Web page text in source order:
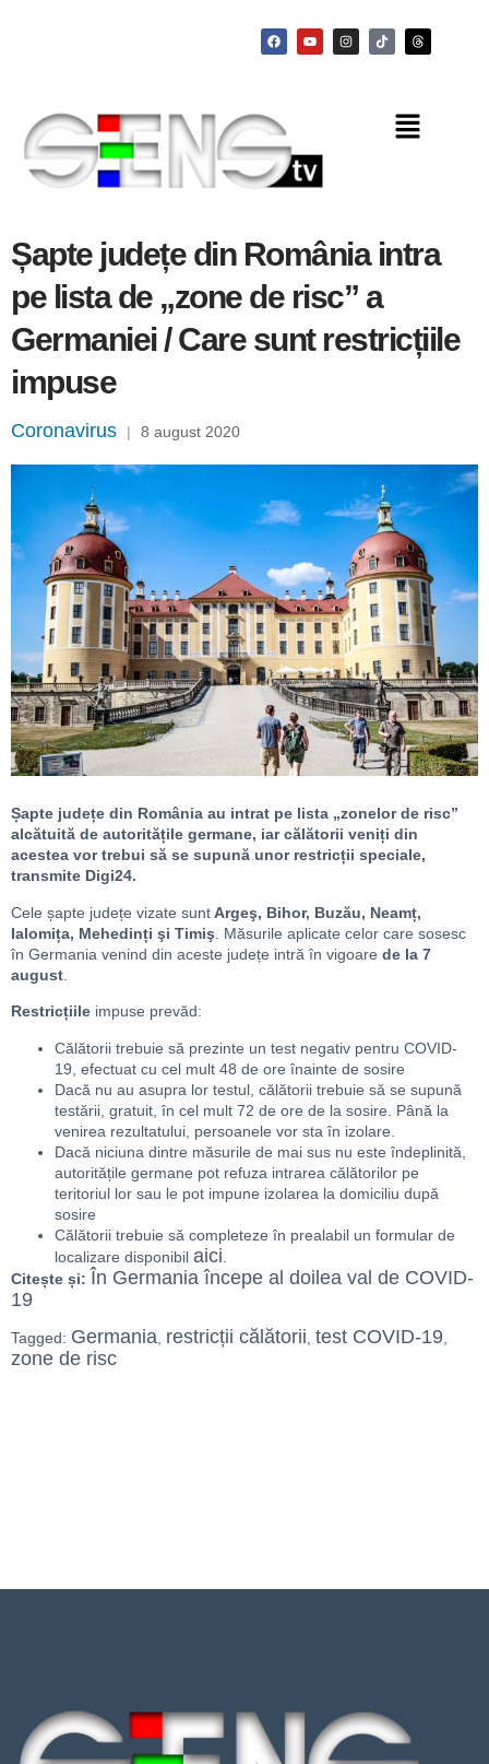
Șapte județe din România intra
pe lista de „zone de risc” a
Germaniei / Care sunt restricțiile
impuse
Coronavirus | 8 august 2020
Șapte județe din România au intrat pe lista „zonelor de risc”
alcătuită de autoritățile germane, iar călătorii veniți din
acestea vor trebui să se supună unor restricții speciale,
transmite Digi24.
Cele șapte județe vizate suntArgeş, Bihor, Buzău, Neamț,
Ialomița, Mehedinți şi Timiş . Măsurile aplicate celor care sosesc
în Germania venind din aceste județe intră în vigoare de la 7
august
Restricțiile impuse prevăd:
Călătorii trebuie să prezinte un test negativ pentru COVID-
19, efectuat cu cel mult 48 de ore înainte de sosire
Dacă nu au asupra lor testul, călătorii trebuie să se supună
testării, gratuit, în cel mult 72 de ore de la sosire. Până la
venirea rezultatului, persoanele vor sta în izolare.
Dacă niciuna dintre măsurile de mai sus nu este îndeplinită,
autoritățile germane pot refuza intrarea călătorilor pe
teritoriul lor sau le pot impune izolarea la domiciliu după
sosire
Călătorii trebuie să completeze în prealabil un formular de
localizare disponibil aici
Citește și: În Germania începe al doilea val de COVID-
19
Tagged: Germania restricții călătorii test COVID-19
zone de risc